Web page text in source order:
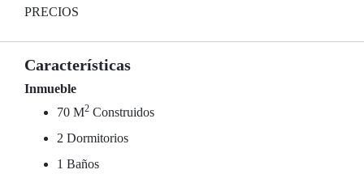
PRECIOS
Características
Inmueble
70 M2 Construidos
2 Dormitorios
1 Baños